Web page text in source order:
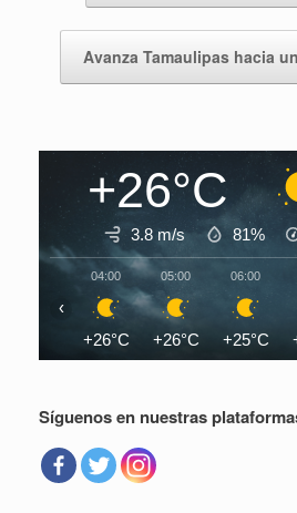
Avanza Tamaulipas hacia
+26°C
3.8 m/s 81%
04:00
+26°C
05:00
+26°C
06:00
+25°C
‹
Síguenos en nuestras